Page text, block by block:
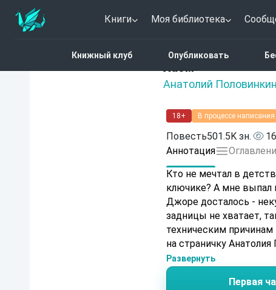
Книги Моя библиотека
Книжный клуб Опубликовать
Хаом
Анатолий Половинкин
4.3 (4)
18+ В процессе написания
Повесть501.5K зн.
Аннотация
Кто не мечтал в
ключике? А мне выпал
Джоре досталось -
задницы не хватает,
техническим
на страничку
Развернуть
Первая